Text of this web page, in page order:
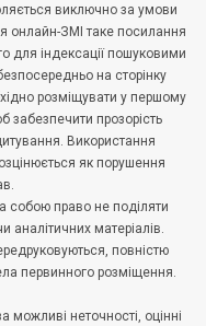
виключно за умови
онлайн-ЗМІ таке посилання
для індексації пошуковими
на сторінку
розміщувати у першому
забезпечити прозорість
Використання
як порушення
собою право не поділяти
аналітичних матеріалів.
повністю
первинного розміщення.
можливі неточності, оцінні